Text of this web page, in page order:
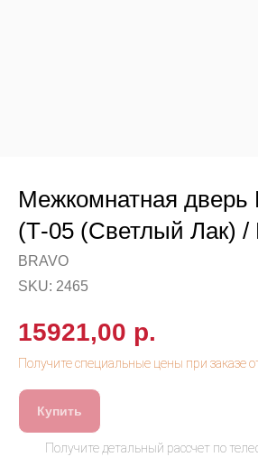
Межкомнатная
(Т-05 (Светлый Лак) /
BRAVO
SKU: 2465
15921,00 р.
Купить